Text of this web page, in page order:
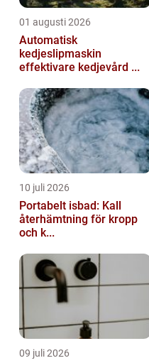
01 augusti 2026
Automatisk
kedjeslipmaskin
effektivare kedjevård ...
10 juli 2026
Portabelt isbad: Kall
återhämtning för kropp
och k...
09 juli 2026